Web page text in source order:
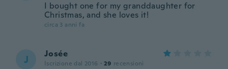
I bought one for my granddaughter for
Christmas, and she loves it!
circa 3 anni fa
J Josée
Iscrizione dal 2016 · 29 recensioni